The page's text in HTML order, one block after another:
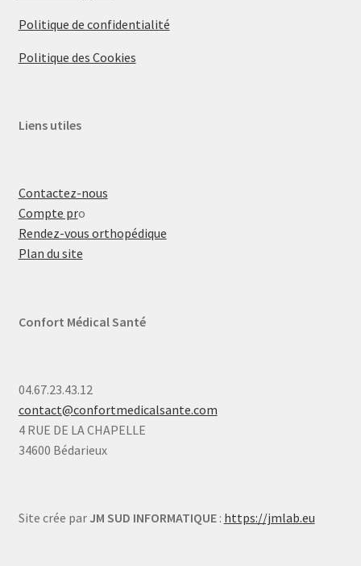
Politique de confidentialité
Politique des Cookies
Liens utiles
Contactez-nous
Compte pro
Rendez-vous orthopédique
Plan du site
Confort Médical Santé
04.67.23.43.12
contact@confortmedicalsante.com
4 RUE DE LA CHAPELLE
34600 Bédarieux
Site crée par JM SUD INFORMATIQUE: https://jmlab.eu